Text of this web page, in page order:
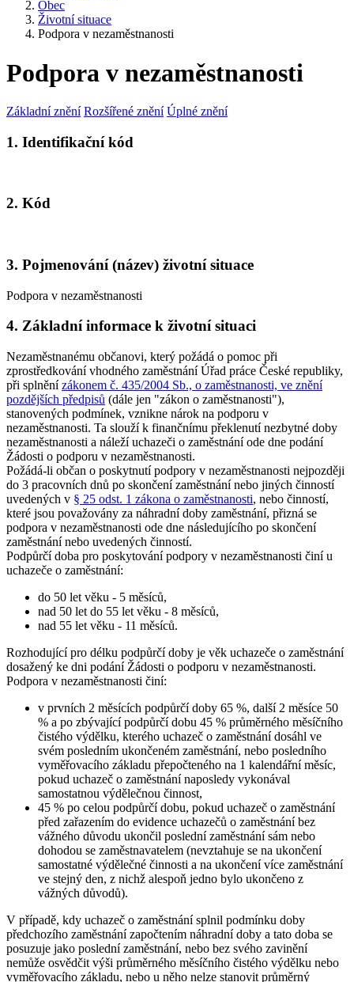
Obec
Životní situace
Podpora v nezaměstnanosti
Podpora v nezaměstnanosti
Základní znění Rozšířené znění Úplné znění
1. Identifikační kód
2. Kód
3. Pojmenování (název) životní situace
Podpora v nezaměstnanosti
4. Základní informace k životní situaci
Nezaměstnanému občanovi, který požádá o pomoc při
zprostředkování vhodného zaměstnání Úřad práce České republiky,
při splněnízákonem č. 435/2004 Sb., o zaměstnanosti, ve znění
pozdějších předpisů (dále jen "zákon o zaměstnanosti"),
stanovených podmínek, vznikne nárok na podporu v
nezaměstnanosti. Ta slouží k finančnímu překlenutí nezbytné doby
nezaměstnanosti a náleží uchazeči o zaměstnání ode dne podání
Žádosti o podporu v nezaměstnanosti.
Požádá-li občan o poskytnutí podpory v nezaměstnanosti nejpozději
do 3 pracovních dnů po skončení zaměstnání nebo jiných činností
uvedených v § 25 odst. 1 zákona o zaměstnanosti, nebo činností,
které jsou považovány za náhradní doby zaměstnání, přizná se
podpora v nezaměstnanosti ode dne následujícího po skončení
zaměstnání nebo uvedených činností.
Podpůrčí doba pro poskytování podpory v nezaměstnanosti činí u
uchazeče o zaměstnání:
do 50 let věku - 5 měsíců,
nad 50 let do 55 let věku - 8 měsíců,
nad 55 let věku - 11 měsíců.
Rozhodující pro délku podpůrčí doby je věk uchazeče o zaměstnání
dosažený ke dni podání Žádosti o podporu v nezaměstnanosti.
Podpora v nezaměstnanosti činí:
v prvních 2 měsících podpůrčí doby 65 %, další 2 měsíce 50
% a po zbývající podpůrčí dobu 45 % průměrného měsíčního
čistého výdělku, kterého uchazeč o zaměstnání dosáhl ve
svém posledním ukončeném zaměstnání, nebo posledního
vyměřovacího základu přepočteného na 1 kalendářní měsíc,
pokud uchazeč o zaměstnání naposledy vykonával
samostatnou výdělečnou činnost,
45 % po celou podpůrčí dobu, pokud uchazeč o zaměstnání
před zařazením do evidence uchazečů o zaměstnání bez
vážného důvodu ukončil poslední zaměstnání sám nebo
dohodou se zaměstnavatelem (nevztahuje se na ukončení
samostatné výdělečné činnosti a na ukončení více zaměstnání
ve stejný den, z nichž alespoň jedno bylo ukončeno z
vážných důvodů).
V případě, kdy uchazeč o zaměstnání splnil podmínku doby
předchozího zaměstnání započtením náhradní doby a tato doba se
posuzuje jako poslední zaměstnání, nebo bez svého zavinění
nemůže osvědčit výši průměrného měsíčního čistého výdělku nebo
vyměřovacího základu, nebo u něho nelze stanovit průměrný